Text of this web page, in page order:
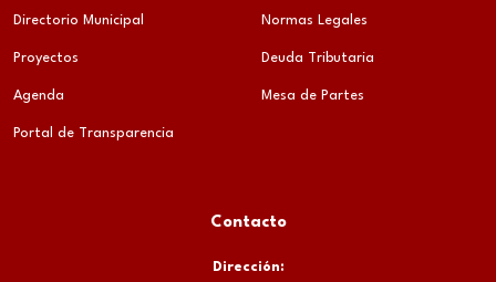
Directorio Municipal
Proyectos
Agenda
Portal de Transparencia
Normas Legales
Deuda Tributaria
Mesa de Partes
Contacto
Dirección: